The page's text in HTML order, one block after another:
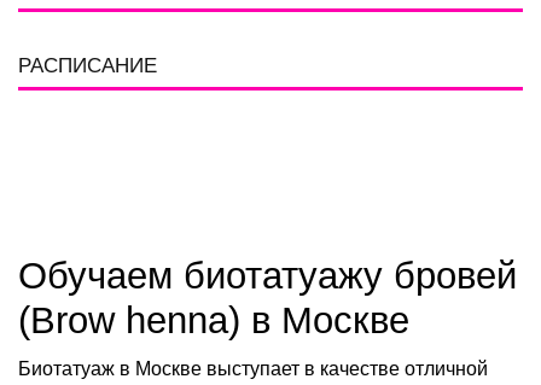
РАСПИСАНИЕ
Обучаем биотатуажу бровей
(Brow henna) в Москве
Биотатуаж в Москве выступает в качестве отличной